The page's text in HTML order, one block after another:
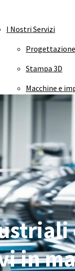
I Nostri Servizi
Stampa 3D
Macchine e
Grafica
Manuali
Certificazione
in